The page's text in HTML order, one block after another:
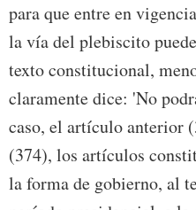
para que entre en
la vía del plebiscito
texto constitucional,
claramente dice: 'No
caso, el artículo anterior
(374), los artículos
la forma de gobierno, al